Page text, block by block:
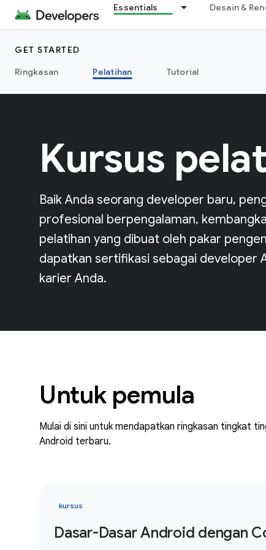
Essentials Desain &
GET STARTED
Ringkasan
Pelatihan Tutorial
Kursus
Baik Anda seorang developer baru,
profesional berpengalaman,
pelatihan yang dibuat oleh pakar
dapatkan sertifikasi sebagai developer
karier Anda.
Untuk pemula
Mulai di sini untuk mendapatkan ringkasan tingkat
Android terbaru.
kursus
Dasar-Dasar Android dengan